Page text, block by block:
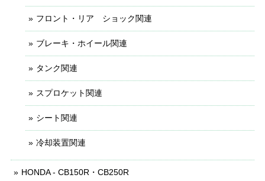
フロント・リア ショック関連
ブレーキ・ホイール関連
タンク関連
スプロケット関連
シート関連
冷却装置関連
HONDA - CB150R・CB250R